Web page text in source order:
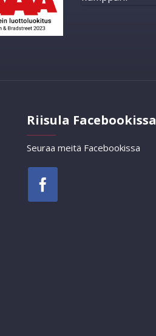
Riisula Facebookissa
Seuraa meitä Facebookissa